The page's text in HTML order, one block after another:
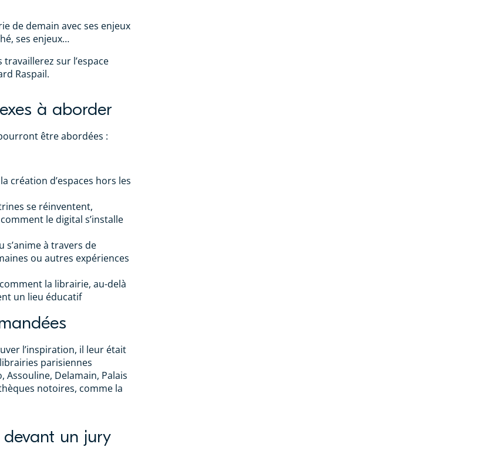
de demain avec ses enjeux
ses enjeux…
sur l’espace
Raspail.
à aborder
être abordées :
création d’espaces hors les
se réinventent,
le digital s’installe
s’anime à travers de
ou autres expériences
la librairie, au-delà
un lieu éducatif
l’inspiration, il leur était
parisiennes
Assouline, Delamain, Palais
notoires, comme la
un jury